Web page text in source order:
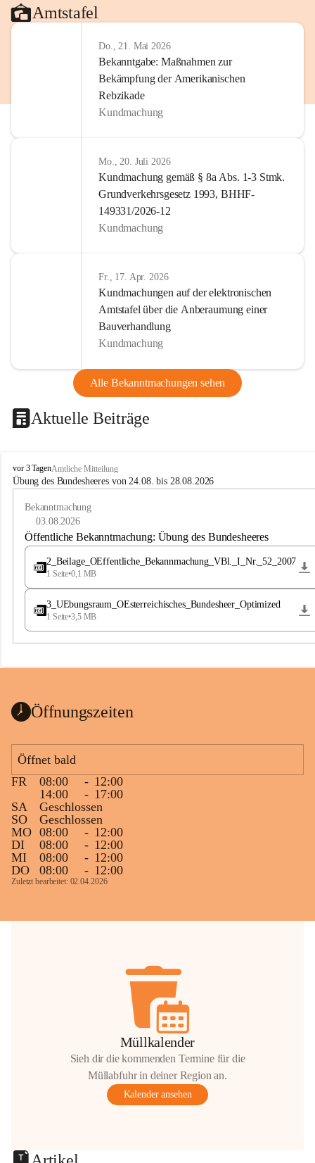
Amtstafel
Do., 21. Mai 2026
Bekanntgabe: Maßnahmen zur
Bekämpfung der Amerikanischen
Rebzikade
Kundmachung
Mo., 20. Juli 2026
Kundmachung gemäß § 8a Abs. 1-3 Stmk.
Grundverkehrsgesetz 1993, BHHF-
149331/2026-12
Kundmachung
Fr., 17. Apr. 2026
Kundmachungen auf der elektronischen
Amtstafel über die Anberaumung einer
Bauverhandlung
Kundmachung
Alle Bekanntmachungen sehen
Aktuelle Beiträge
B
u
e
a
vor 3 TagenAmtliche Mitteilung
Übung des Bundesheeres von 24.08. bis 28.08.2026
Bekanntmachung
03.08.2026
Öffentliche Bekanntmachung: Übung des Bundesheeres
2_Beilage_OEffentliche_Bekannmachung_VBl._I_Nr._52_2007
1 Seite•0,1 MB
3_UEbungsraum_OEsterreichisches_Bundesheer_Optimized
1 Seite•3,5 MB
Öffnungszeiten
Öffnet bald
FR
08:00 - 12:00
14:00
- 17:00
SA
Geschlossen
SO
Geschlossen
MO 08:00 - 12:00
DI
08:00 - 12:00
MI
08:00 - 12:00
DO
08:00 - 12:00
Zuletzt bearbeitet: 02.04.2026
Müllkalender
Sieh dir die kommenden Termine für die
Müllabfuhr in deiner Region an.
Kalender ansehen